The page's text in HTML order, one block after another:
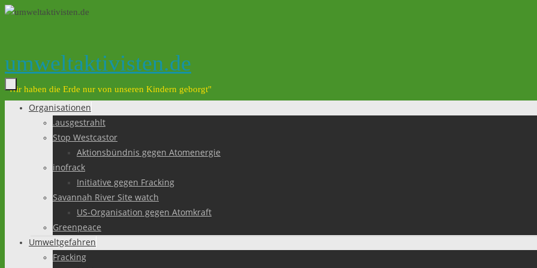
Zum
umweltaktivisten.de
"Wir haben die Erde nur von unseren Kindern geborgt"
Zum
Organisationen
.ausgestrahlt
Stop Westcastor
Aktionsbündnis gegen Atomenergie
inofrack
Initiative gegen Fracking
Savannah River Site watch
US-Organisation gegen Atomkraft
Greenpeace
Umweltgefahren
Fracking